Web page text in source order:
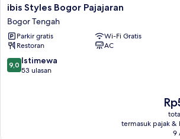
ibis
Styles
Bogor
Pajajaran
Bogor
Tengah
ibis Styles Bogor Pajajaran
Bogor Tengah
Parkir gratis
Wi-Fi Gratis
Restoran
AC
9.0
dari
9,0 Istimewa
53 ulasan
termasuk pajak &
9